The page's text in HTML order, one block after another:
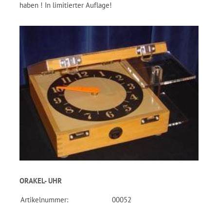
haben ! In limitierter Auflage!
ORAKEL- UHR
Artikelnummer: 00052